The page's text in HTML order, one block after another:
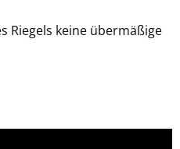
Riegels keine übermäßige